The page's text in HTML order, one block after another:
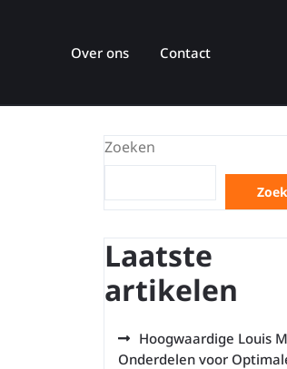
Over ons Contact
Zoeken
Laatste
artikelen
Hoogwaardige Louis
Onderdelen voor